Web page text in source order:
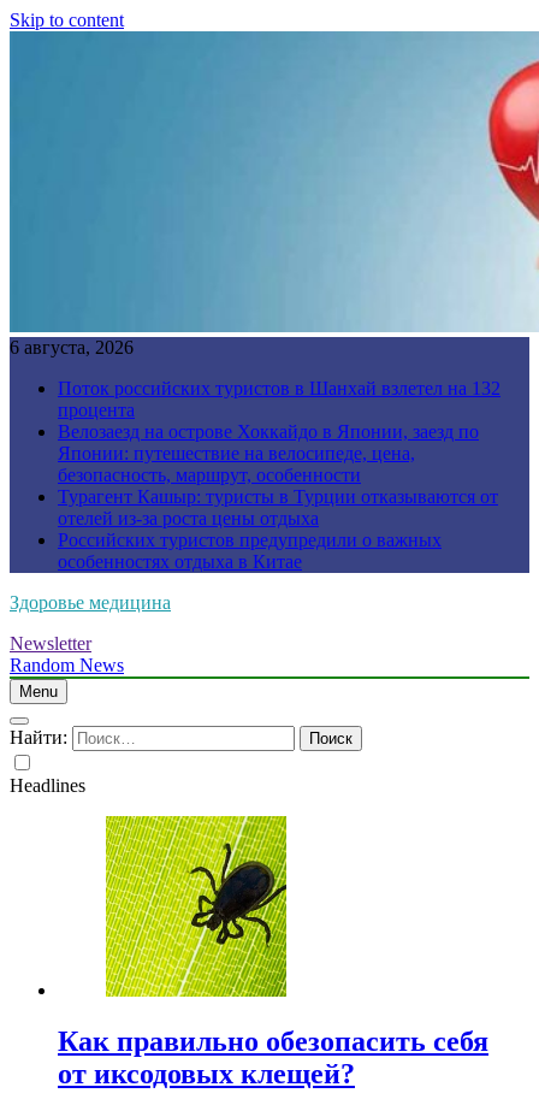
Skip to content
6 августа, 2026
Поток российских туристов в Шанхай взлетел на 132
процента
Велозаезд на острове Хоккайдо в Японии, заезд по
Японии: путешествие на велосипеде, цена,
безопасность, маршрут, особенности
Турагент Кашыр: туристы в Турции отказываются от
отелей из-за роста цены отдыха
Российских туристов предупредили о важных
особенностях отдыха в Китае
Здоровье медицина
Newsletter
Random News
Menu
Найти:
Headlines
Как правильно обезопасить себя
от иксодовых клещей?